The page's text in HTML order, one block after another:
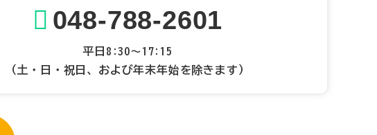
048-788-2601
平日8:30～17:15
（土・日・祝日、および年末年始を除きます）